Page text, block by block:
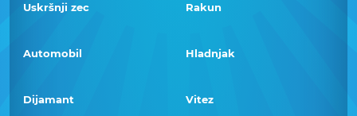
Uskršnji zec Rakun
Automobil Hladnjak
Dijamant Vitez